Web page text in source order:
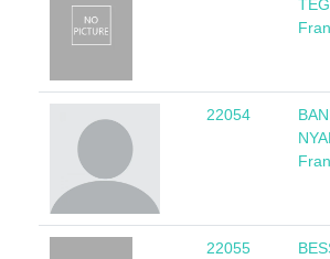
22054
22055